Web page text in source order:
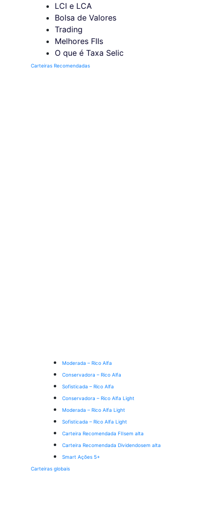
LCI e LCA
Bolsa de Valores
Trading
Melhores FIIs
O que é Taxa Selic
Carteiras Recomendadas
Moderada – Rico Alfa
Conservadora – Rico Alfa
Sofisticada – Rico Alfa
Conservadora – Rico Alfa Light
Moderada – Rico Alfa Light
Sofisticada – Rico Alfa Light
Carteira Recomendada FIIsem alta
Carteira Recomendada Dividendosem alta
Smart Ações 5+
Carteiras globais